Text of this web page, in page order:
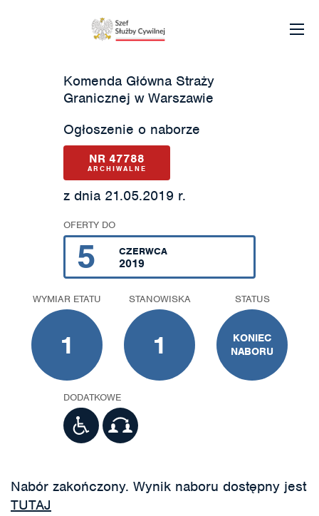
Komenda Główna Straży
Granicznej w Warszawie
Ogłoszenie o naborze
NR 47788
ARCHIWALNE
z dnia 21.05.2019 r.
OFERTY DO
5 CZERWCA
2019
WYMIAR ETATU
1
STANOWISKA
1
STATUS
KONIEC
NABORU
DODATKOWE
Nabór zakończony. Wynik naboru dostępny jest
TUTAJ